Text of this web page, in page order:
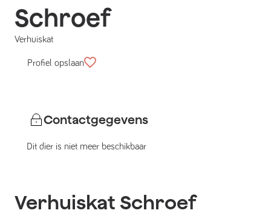
Schroef
Verhuiskat
Profiel opslaan
Contactgegevens
Dit dier is niet meer beschikbaar
Verhuiskat Schroef